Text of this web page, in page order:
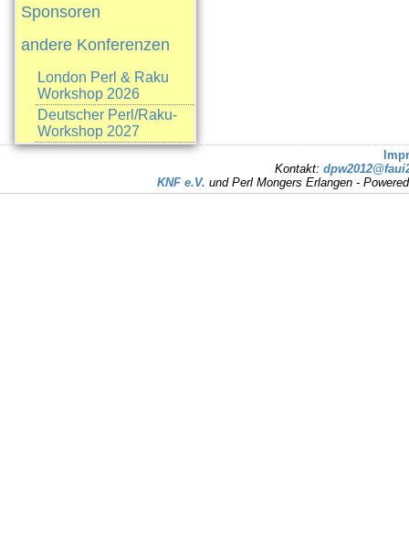
Sponsoren
andere Konferenzen
London Perl & Raku
Workshop 2026
Deutscher Perl/Raku-
Workshop 2027
Kontakt:
KNF e.V. und Perl Mongers Erlangen -